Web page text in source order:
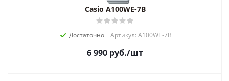
Casio A100WE-7B
Достаточно Артикул: A100WE-7B
6 990 руб./шт